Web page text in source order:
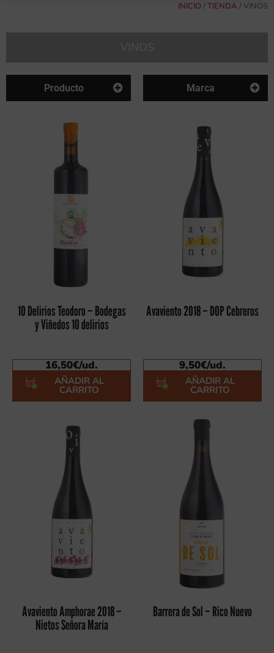
INICIO /TIENDA / VINOS
Producto Marca
10 Delirios Teodoro – Bodegas
y Viñedos 10 delirios
16,50€/ud.
AÑADIR AL
CARRITO
Avaviento 2018 – DOP Cebreros
9,50€/ud.
AÑADIR AL
CARRITO
Avaviento Amphorae 2018 –
Nietos Señora María
Barrera de Sol – Rico Nuevo